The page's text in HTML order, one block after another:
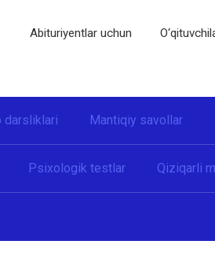
Abituriyentlar uchun
darsliklari Mantiqiy savollar
Psixologik testlar Qiziqarli